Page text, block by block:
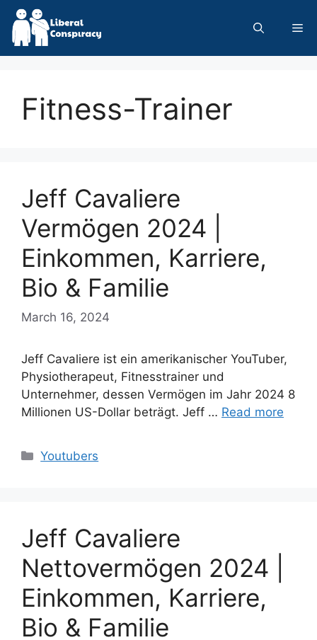
Skip
content
Fitness-Trainer
Jeff Cavaliere
Vermögen 2024 |
Einkommen, Karriere,
Bio & Familie
March 16, 2024
Jeff Cavaliere ist ein amerikanischer YouTuber,
Physiotherapeut, Fitnesstrainer und
Unternehmer, dessen Vermögen im Jahr 2024 8
Millionen US-Dollar beträgt. Jeff … Read more
Categories
Youtubers
Jeff Cavaliere
Nettovermögen 2024 |
Einkommen, Karriere,
Bio & Familie